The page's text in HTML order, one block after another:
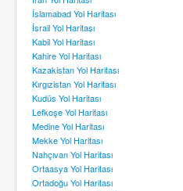
İslamabad Yol Haritası
İsrail Yol Haritası
Kabil Yol Haritası
Kahire Yol Haritası
Kazakistan Yol Haritası
Kırgızistan Yol Haritası
Kudüs Yol Haritası
Lefkoşe Yol Haritası
Medine Yol Haritası
Mekke Yol Haritası
Nahçıvan Yol Haritası
Ortaasya Yol Haritası
Ortadoğu Yol Haritası